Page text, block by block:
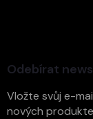
Odebírat
Vložte svůj e-
nových